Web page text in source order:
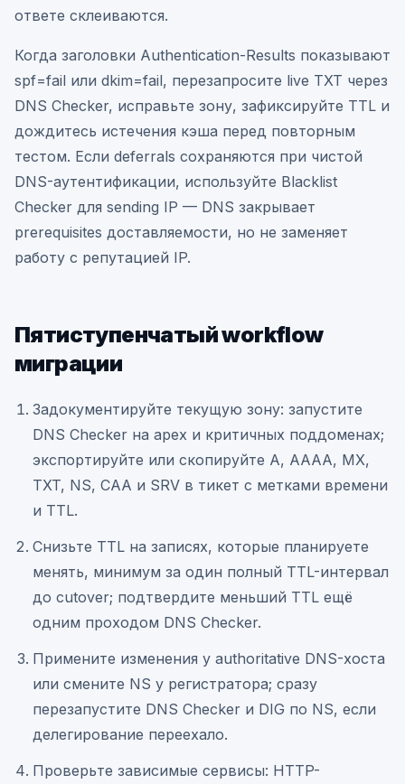
ответе склеиваются.
Когда заголовки Authentication-Results показывают
spf=fail или dkim=fail, перезапросите live TXT через
DNS Checker, исправьте зону, зафиксируйте TTL и
дождитесь истечения кэша перед повторным
тестом. Если deferrals сохраняются при чистой
DNS-аутентификации, используйте Blacklist
Checker для sending IP — DNS закрывает
prerequisites доставляемости, но не заменяет
работу с репутацией IP.
Пятиступенчатый workflow
миграции
Задокументируйте текущую зону: запустите
DNS Checker на apex и критичных поддоменах;
экспортируйте или скопируйте A, AAAA, MX,
TXT, NS, CAA и SRV в тикет с метками времени
и TTL.
Снизьте TTL на записях, которые планируете
менять, минимум за один полный TTL-интервал
до cutover; подтвердите меньший TTL ещё
одним проходом DNS Checker.
Примените изменения у authoritative DNS-хоста
или смените NS у регистратора; сразу
перезапустите DNS Checker и DIG по NS, если
делегирование переехало.
Проверьте зависимые сервисы: HTTP-